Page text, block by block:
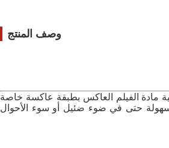
وصف المنتج
مادة الفيلم العاكس بطبقة عاكسة خاصة
حتى في ضوء ضئيل أو سوء الأحوال